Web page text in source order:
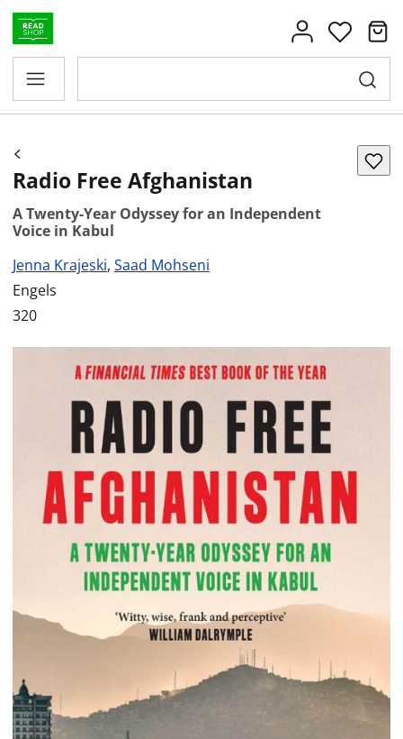
Radio Free Afghanistan
A Twenty-Year Odyssey for an Independent
Voice in Kabul
Jenna Krajeski, Saad Mohseni
Engels
320